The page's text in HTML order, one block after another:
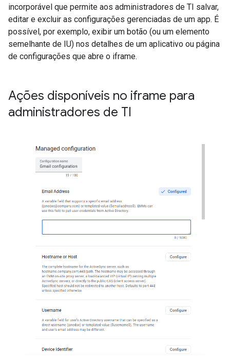
incorporável que permite aos administradores de TI salvar,
editar e excluir as configurações gerenciadas de um app. É
possível, por exemplo, exibir um botão (ou um elemento
semelhante de IU) nos detalhes de um aplicativo ou página
de configurações que abre o iframe.
Ações disponíveis no iframe para
administradores de TI